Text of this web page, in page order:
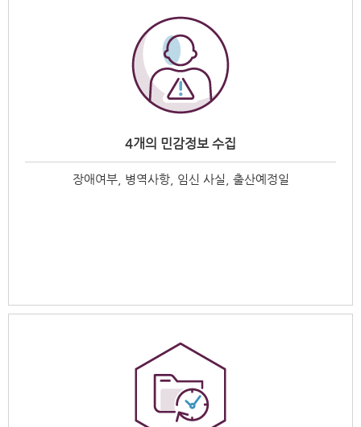
4개의 민감정보 수집
장애여부, 병역사항, 임신 사실, 출산예정일